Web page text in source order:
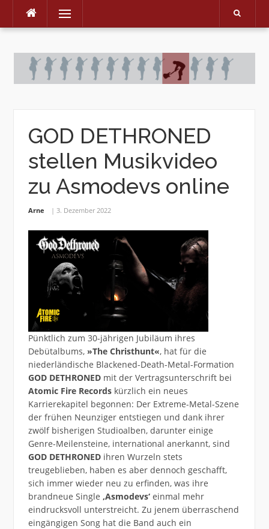
Skip
Menu
GOD DETHRONED
stellen Musikvideo
zu Asmodevs online
Arne 3. Dezember 2022
Pünktlich zum 30-jährigen Jubiläum ihres
Debütalbums, »The Christhunt«, hat für die
niederländische Blackened-Death-Metal-Formation
GOD DETHRONEDmit der Vertragsunterschrift bei
Atomic Fire Recordskürzlich ein neues
Karrierekapitel begonnen: Der Extreme-Metal-Szene
der frühen Neunziger entstiegen und dank ihrer
zwölf bisherigen Studioalben, darunter einige
Genre-Meilensteine, international anerkannt, sind
GOD DETHRONEDihren Wurzeln stets
treugeblieben, haben es aber dennoch geschafft,
sich immer wieder neu zu erfinden, was ihre
brandneue Single ‚Asmodevs‘einmal mehr
eindrucksvoll unterstreicht. Zu jenem überraschend
eingängigen Song hat die Band auch ein